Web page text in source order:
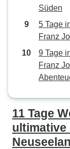
Süden
5 Tage
Franz
9 Tage
Franz
11 Tage
ultimative